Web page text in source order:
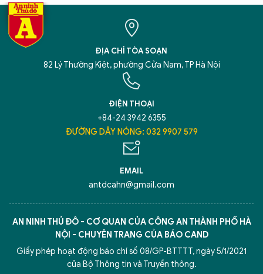
ĐỊA CHỈ TÒA SOẠN
82 Lý Thường Kiệt, phường Cửa Nam, TP Hà Nội
ĐIỆN THOẠI
+84-24 3942 6355
ĐƯỜNG DÂY NÓNG: 032 9907 579
EMAIL
antdcahn@gmail.com
AN NINH THỦ ĐÔ - CƠ QUAN CỦA CÔNG AN THÀNH PHỐ HÀ
NỘI - CHUYÊN TRANG CỦA BÁO CAND
Giấy phép hoạt động báo chí số 08/GP-BTTTT, ngày 5/1/2021
của Bộ Thông tin và Truyền thông.